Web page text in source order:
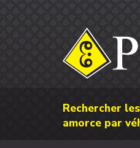
Rechercher
amorce par